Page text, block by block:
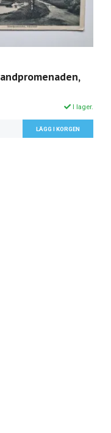
I lager.